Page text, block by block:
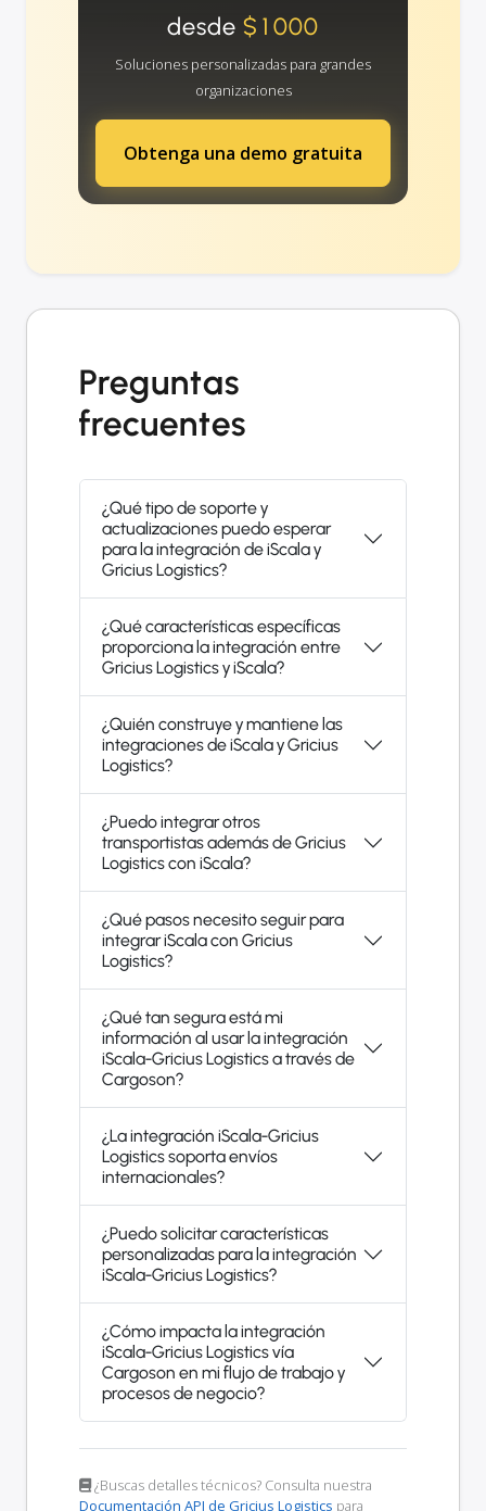
desde $1000
Soluciones personalizadas para grandes
organizaciones
Obtenga una demo gratuita
Preguntas
frecuentes
¿Qué tipo de soporte y
actualizaciones puedo esperar
para la integración de iScala y
Gricius Logistics?
¿Qué características específicas
proporciona la integración entre
Gricius Logistics y iScala?
¿Quién construye y mantiene las
integraciones de iScala y Gricius
Logistics?
¿Puedo integrar otros
transportistas además de Gricius
Logistics con iScala?
¿Qué pasos necesito seguir para
integrar iScala con Gricius
Logistics?
¿Qué tan segura está mi
información al usar la integración
iScala-Gricius Logistics a través de
Cargoson?
¿La integración iScala-Gricius
Logistics soporta envíos
internacionales?
¿Puedo solicitar características
personalizadas para la integración
iScala-Gricius Logistics?
¿Cómo impacta la integración
iScala-Gricius Logistics vía
Cargoson en mi flujo de trabajo y
procesos de negocio?
¿Buscas detalles técnicos? Consulta nuestra
Documentación API de Gricius Logistics para